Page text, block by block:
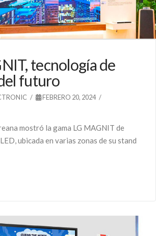
tecnología de
futuro
FEBRERO 20, 2024
mostró la gama LG MAGNIT de
ubicada en varias zonas de su stand